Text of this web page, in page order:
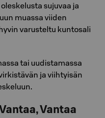
sujuvaa ja
muassa viiden
varusteltu kuntosali
tai uudistamassa
ja viihtyisän
Vantaa